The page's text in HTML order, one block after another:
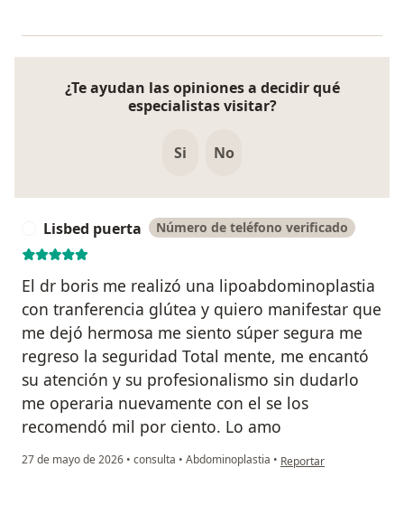
¿Te ayudan las opiniones a decidir qué
especialistas visitar?
Si No
Lisbed puerta Número de teléfono verificado
El dr boris me realizó una lipoabdominoplastia
con tranferencia glútea y quiero manifestar que
me dejó hermosa me siento súper segura me
regreso la seguridad Total mente, me encantó
su atención y su profesionalismo sin dudarlo
me operaria nuevamente con el se los
recomendó mil por ciento. Lo amo
27 de mayo de 2026 • consulta • Abdominoplastia • en opinión del usuario
Reportar